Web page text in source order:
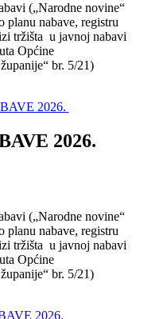
(„Narodne novine“
nabave, registru
tržišta u javnoj nabavi
Općine
br. 5/21)
2026.
2026.
(„Narodne novine“
nabave, registru
tržišta u javnoj nabavi
Općine
br. 5/21)
2026.